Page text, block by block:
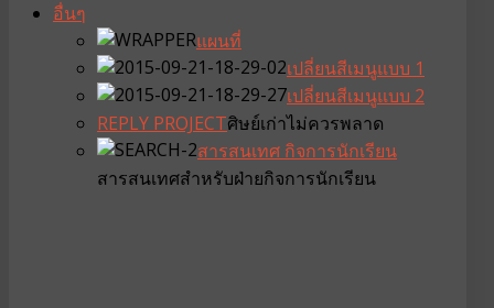
อื่นๆ
แผนที่
เปลี่ยนสีเมนูแบบ 1
เปลี่ยนสีเมนูแบบ 2
REPLY PROJECTศิษย์เก่าไม่ควรพลาด
สารสนเทศ กิจการนักเรียน
สารสนเทศสำหรับฝ่ายกิจการนักเรียน